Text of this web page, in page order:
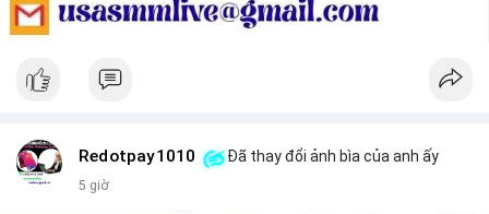
Redotpay1010 Đã thay đổi ảnh bìa của anh ấy
5 giờ